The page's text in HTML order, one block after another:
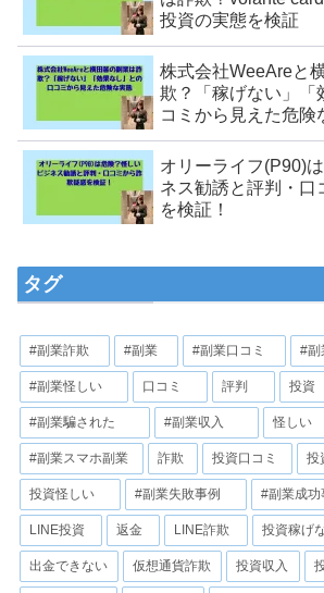
投資の実態を検証
株式会社WeeAreと
欺？「稼げない」「
コミから見えた危険
オリーライフ(P90)
ネス勧誘と評判・口
を検証！
タグ
#副業詐欺 #副業 #副業口コミ #副
#副業怪しい 口コミ 評判 投資
#副業騙された #副業収入 怪しい
#副業スマホ副業 詐欺 投資口コミ 投
投資怪しい #副業失敗事例 #副業成功
LINE投資 返金 LINE詐欺 投資稼げ
出金できない 仮想通貨詐欺 投資収入